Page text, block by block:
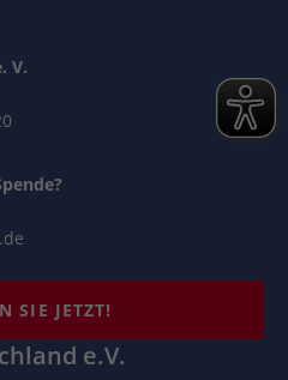
V.
SIE JETZT!
e.V.